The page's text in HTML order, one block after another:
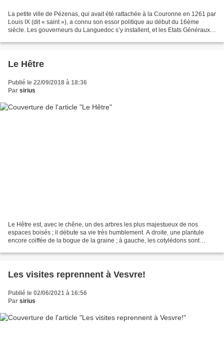
La petite ville de Pézenas, qui avait été rattachée à la Couronne en 1261 par
Louis IX (dit « saint »), a connu son essor politique au début du 16ème
siècle. Les gouverneurs du Languedoc s’y installent, et les Etats Généraux
Le Hêtre
Publié le 22/09/2018 à 18:36
Par sirius
Le Hêtre est, avec le chêne, un des arbres les plus majestueux de nos
espaces boisés ; il débute sa vie très humblement. A droite, une plantule
encore coiffée de la bogue de la graine ; à gauche, les cotylédons sont
Les visites reprennent à Vesvre!
Publié le 02/06/2021 à 16:56
Par sirius